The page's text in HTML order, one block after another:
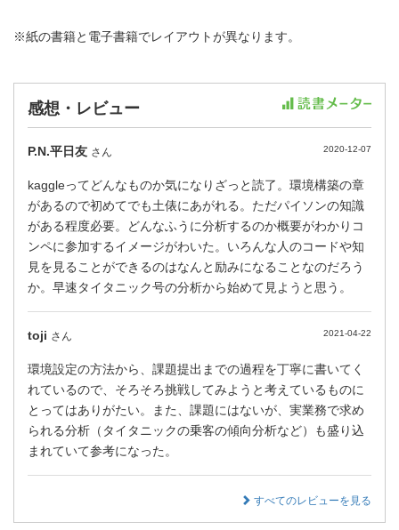
※紙の書籍と電子書籍でレイアウトが異なります。
感想・レビュー
P.N.平日友 さん 2020-12-07
kaggleってどんなものか気になりざっと読了。環境構築の章
があるので初めてでも土俵にあがれる。ただパイソンの知識
がある程度必要。どんなふうに分析するのか概要がわかりコ
ンペに参加するイメージがわいた。いろんな人のコードや知
見を見ることができるのはなんと励みになることなのだろう
か。早速タイタニック号の分析から始めて見ようと思う。
toji さん 2021-04-22
環境設定の方法から、課題提出までの過程を丁寧に書いてく
れているので、そろそろ挑戦してみようと考えているものに
とってはありがたい。また、課題にはないが、実業務で求め
られる分析（タイタニックの乗客の傾向分析など）も盛り込
まれていて参考になった。
すべてのレビューを見る